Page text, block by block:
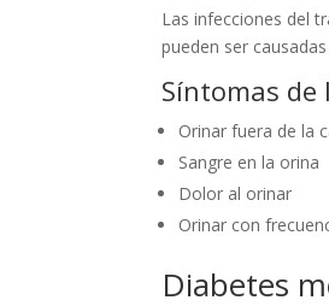
Las infecciones del
pueden ser
Síntomas de
Orinar fuera de la
Sangre en la orina
Dolor al orinar
Orinar con
Diabetes